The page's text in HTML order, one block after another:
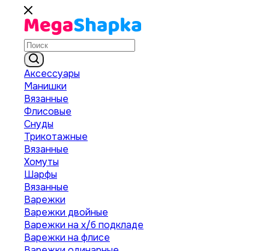
Аксессуары
Манишки
Вязанные
Флисовые
Снуды
Трикотажные
Вязанные
Хомуты
Шарфы
Вязанные
Варежки
Варежки двойные
Варежки на х/б подкладе
Варежки на флисе